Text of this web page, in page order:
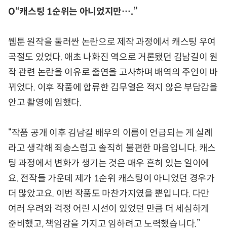
O“캐스팅 1순위는 아니었지만….”
웹툰 원작을 둘러싼 논란으로 제작 과정에서 캐스팅 우여
곡절도 있었다. 애초 나화진 역으로 거론됐던 김남길이 원
작 관련 논란을 이유로 출연을 고사하며 배역의 주인이 바
뀌었다. 이후 작품에 합류한 김무열은 적지 않은 부담감을
안고 촬영에 임했다.
“작품 공개 이후 김남길 배우의 이름이 언급되는 게 실례
라고 생각해 죄송스럽고 솔직히 불편한 마음입니다. 캐스
팅 과정에서 변화가 생기는 것은 매우 흔히 있는 일이에
요. 전작들 가운데 제가 1순위 캐스팅이 아니었던 경우가
더 많았고요. 이번 작품도 마찬가지였을 뿐입니다. 다만
여러 우려와 걱정 어린 시선이 있었던 만큼 더 세심하게
준비했고, 책임감을 가지고 임하려고 노력했습니다.”